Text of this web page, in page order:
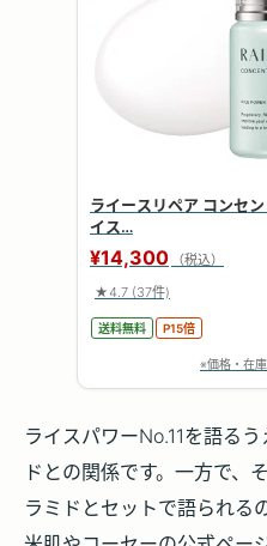
ライースリペア コンセ
イス…
¥14,300
（税込）
★4.7 (37件)
送料無料 P15倍
※価格・在
ライスパワーNo.11を語るう
ド との関係です。一方で、
ラミドとセットで語られる